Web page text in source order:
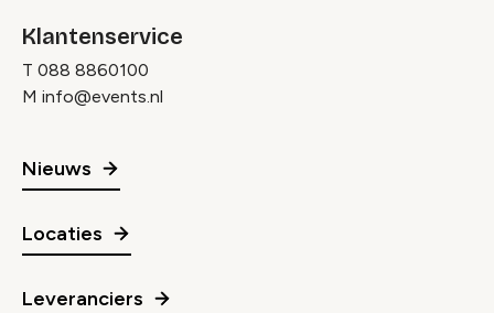
Klantenservice
T 088 8860100
M info@events.nl
Nieuws
Locaties
Leveranciers